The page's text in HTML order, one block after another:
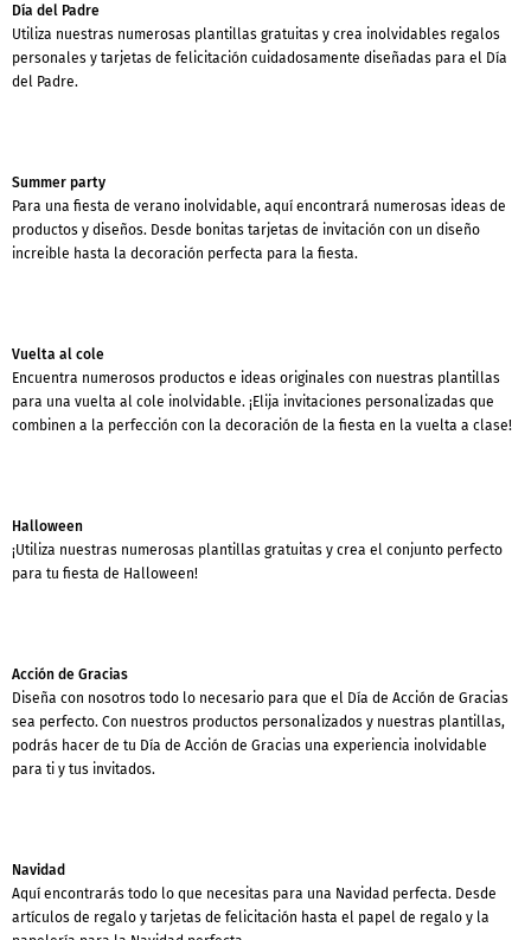
Día del Padre
Utiliza nuestras numerosas plantillas gratuitas y crea inolvidables regalos
personales y tarjetas de felicitación cuidadosamente diseñadas para el Día
del Padre.
Summer party
Para una fiesta de verano inolvidable, aquí encontrará numerosas ideas de
productos y diseños. Desde bonitas tarjetas de invitación con un diseño
increible hasta la decoración perfecta para la fiesta.
Vuelta al cole
Encuentra numerosos productos e ideas originales con nuestras plantillas
para una vuelta al cole inolvidable. ¡Elija invitaciones personalizadas que
combinen a la perfección con la decoración de la fiesta en la vuelta a clase!
Halloween
¡Utiliza nuestras numerosas plantillas gratuitas y crea el conjunto perfecto
para tu fiesta de Halloween!
Acción de Gracias
Diseña con nosotros todo lo necesario para que el Día de Acción de Gracias
sea perfecto. Con nuestros productos personalizados y nuestras plantillas,
podrás hacer de tu Día de Acción de Gracias una experiencia inolvidable
para ti y tus invitados.
Navidad
Aquí encontrarás todo lo que necesitas para una Navidad perfecta. Desde
artículos de regalo y tarjetas de felicitación hasta el papel de regalo y la